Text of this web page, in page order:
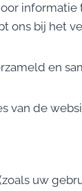
bij het
en
van de
uw